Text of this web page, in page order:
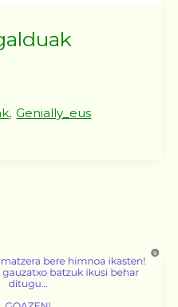
,Genially_eus